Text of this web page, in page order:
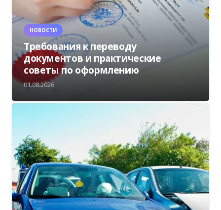
НОВОСТИ
Требования к переводу
документов и практические
советы по оформлению
01.08.2026